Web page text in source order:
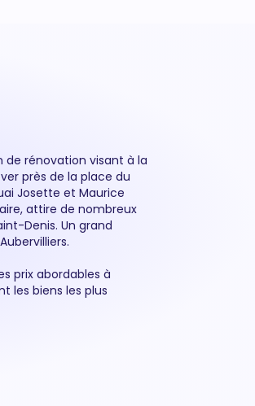
de rénovation visant à la
près de la place du
Josette et Maurice
attire de nombreux
Denis. Un grand
prix abordables à
les biens les plus